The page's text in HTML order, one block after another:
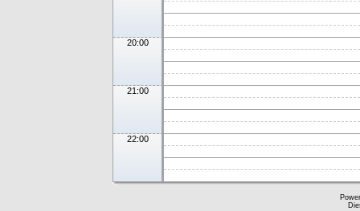
20:00
21:00
22:00